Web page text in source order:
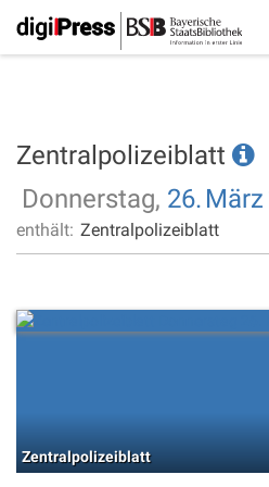
Zentralpolizeiblatt
Donnerstag, 26. März
enthält: Zentralpolizeiblatt
Zentralpolizeiblatt